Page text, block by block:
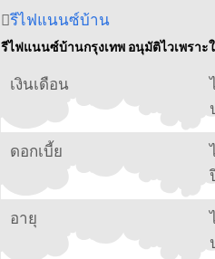
รีไฟแนนซ์บ้าน
รีไฟแนนซ์บ้านกรุงเทพ อนุมัติไวเพราะ
เงินเดือน
ดอกเบี้ย
อายุ